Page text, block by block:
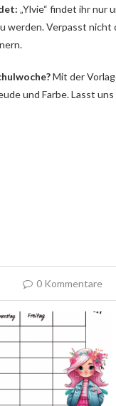
„Ylvie“ findet ihr nur
Verpasst nicht
Mit der
und Farbe. Lasst
0 Kommentare